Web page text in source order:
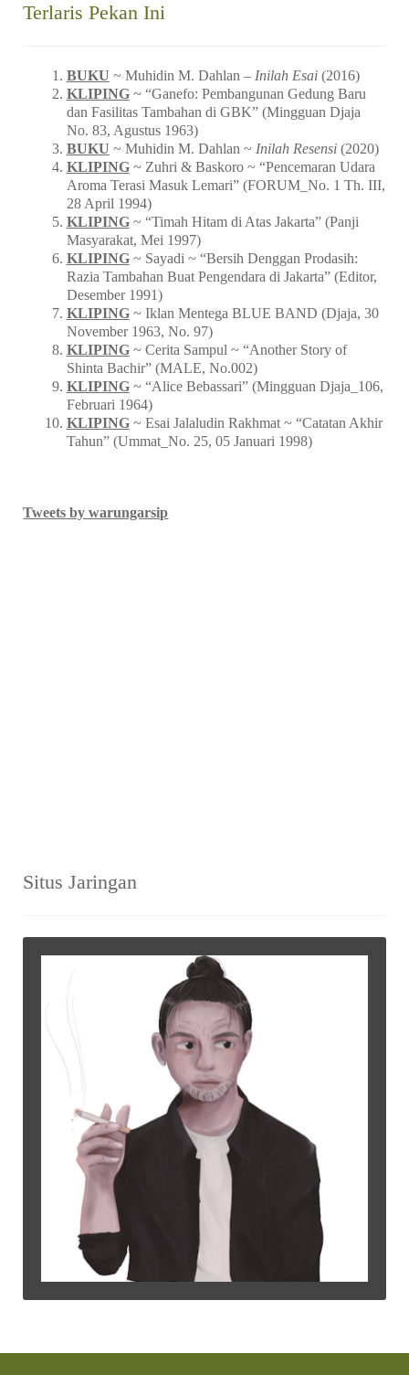
Terlaris Pekan Ini
BUKU ~ Muhidin M. Dahlan – Inilah Esai(2016)
KLIPING~ “Ganefo: Pembangunan Gedung Baru
dan Fasilitas Tambahan di GBK” (Mingguan Djaja
No. 83, Agustus 1963)
BUKU ~ Muhidin M. Dahlan ~ Inilah Resensi(2020)
KLIPING~ Zuhri & Baskoro ~ “Pencemaran Udara
Aroma Terasi Masuk Lemari” (FORUM_No. 1 Th. III,
28 April 1994)
KLIPING~ “Timah Hitam di Atas Jakarta” (Panji
Masyarakat, Mei 1997)
KLIPING~ Sayadi ~ “Bersih Denggan Prodasih:
Razia Tambahan Buat Pengendara di Jakarta” (Editor,
Desember 1991)
KLIPING~ Iklan Mentega BLUE BAND (Djaja, 30
November 1963, No. 97)
KLIPING~ Cerita Sampul ~ “Another Story of
Shinta Bachir” (MALE, No.002)
KLIPING~ “Alice Bebassari” (Mingguan Djaja_106,
Februari 1964)
KLIPING~ Esai Jalaludin Rakhmat ~ “Catatan Akhir
Tahun” (Ummat_No. 25, 05 Januari 1998)
Tweets by warungarsip
Situs Jaringan